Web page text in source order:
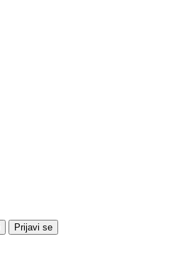
Prijavi se